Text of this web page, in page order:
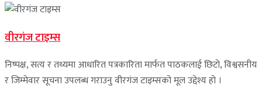
वीरगंज टाइम्स
निष्पक्ष, सत्य र तथ्यमा आधारित पत्रकारिता मार्फत पाठकलाई छिटो, विश्वसनीय
र जिम्मेवार सूचना उपलब्ध गराउनु वीरगंज टाइम्सको मूल उद्देश्य हो ।